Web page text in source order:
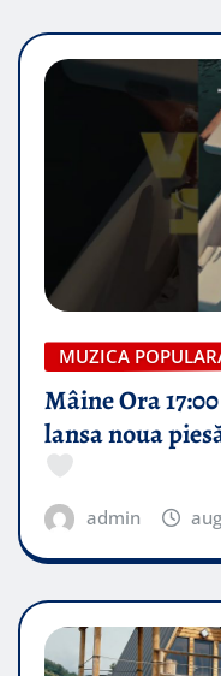
MUZICA
Mâine Ora
lansa noua
admin